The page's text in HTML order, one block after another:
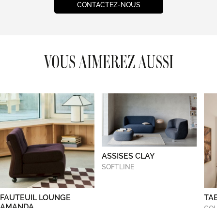
CONTACTEZ-NOUS
VOUS AIMEREZ AUSSI
FAUTEUIL LOUNGE
ASSISES CLAY
SOFTLINE